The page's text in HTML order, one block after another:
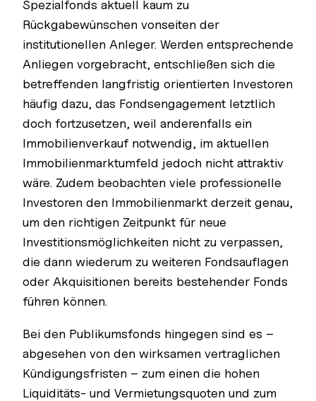
Spezialfonds aktuell kaum zu
Rückgabewünschen vonseiten der
institutionellen Anleger. Werden entsprechende
Anliegen vorgebracht, entschließen sich die
betreffenden langfristig orientierten Investoren
häufig dazu, das Fondsengagement letztlich
doch fortzusetzen, weil anderenfalls ein
Immobilienverkauf notwendig, im aktuellen
Immobilienmarktumfeld jedoch nicht attraktiv
wäre. Zudem beobachten viele professionelle
Investoren den Immobilienmarkt derzeit genau,
um den richtigen Zeitpunkt für neue
Investitionsmöglichkeiten nicht zu verpassen,
die dann wiederum zu weiteren Fondsauflagen
oder Akquisitionen bereits bestehender Fonds
führen können.
Bei den Publikumsfonds hingegen sind es –
abgesehen von den wirksamen vertraglichen
Kündigungsfristen – zum einen die hohen
Liquiditäts- und Vermietungsquoten und zum